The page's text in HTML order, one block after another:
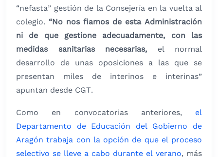
“nefasta” gestión de la Consejería en la vuelta al
colegio. “No nos fiamos de esta Administración
ni de que gestione adecuadamente, con las
medidas sanitarias necesarias, el normal
desarrollo de unas oposiciones a las que se
presentan miles de interinos e interinas”
apuntan desde CGT.
Como en convocatorias anteriores, el
Departamento de Educación del Gobierno de
Aragón trabaja con la opción de que el proceso
selectivo se lleve a cabo durante el verano, más